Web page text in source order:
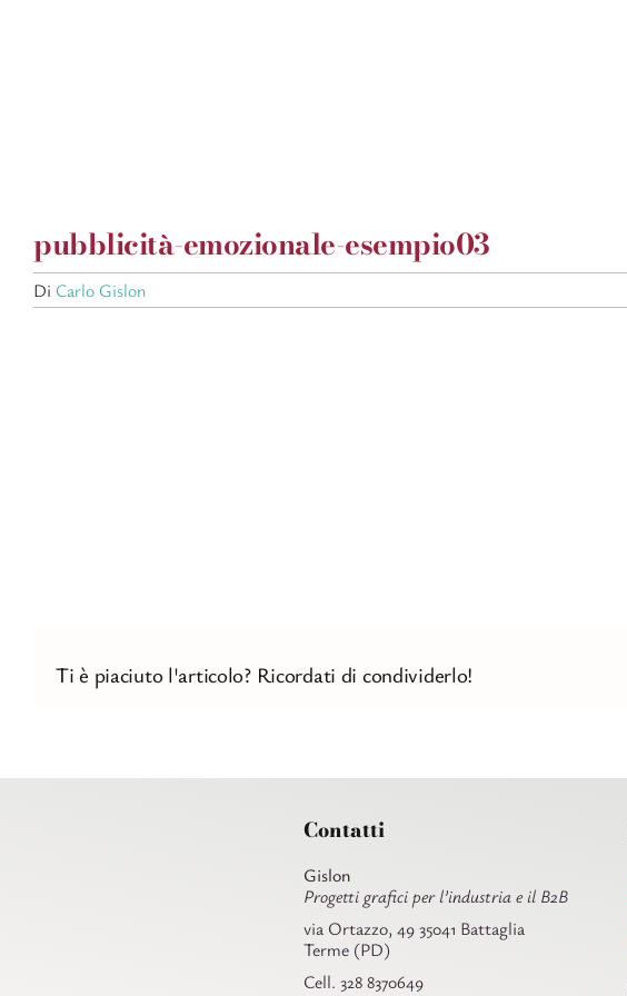
pubblicità-emozionale-esempio03
Di Carlo Gislon
Ti è piaciuto l'articolo? Ricordati di condividerlo!
Contatti
Gislon
Progetti grafici per l’industria e il B2B
via Ortazzo, 49 35041 Battaglia
Terme (PD)
Cell. 328 8370649